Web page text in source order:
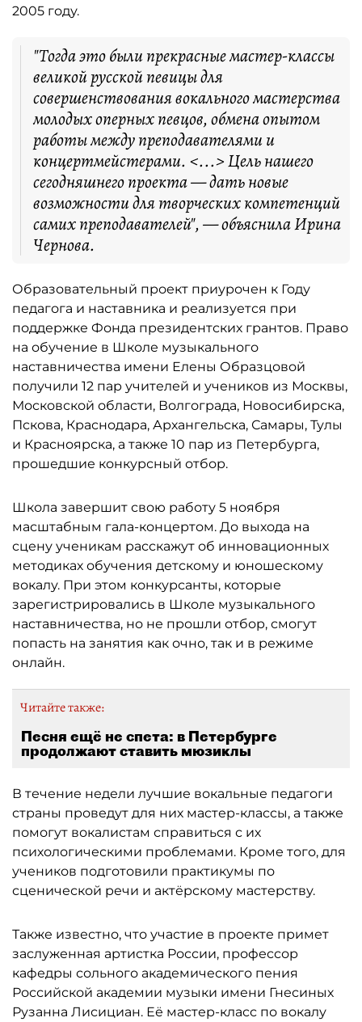
2005 году.
"Тогда это были прекрасные мастер-классы
великой русской певицы для
совершенствования вокального мастерства
молодых оперных певцов, обмена опытом
работы между преподавателями и
концертмейстерами. <...> Цель нашего
сегодняшнего проекта — дать новые
возможности для творческих компетенций
самих преподавателей", — объяснила Ирина
Чернова.
Образовательный проект приурочен к Году
педагога и наставника и реализуется при
поддержке Фонда президентских грантов.​​​​​ Право
на обучение в Школе музыкального
наставничества имени Елены Образцовой
получили 12 пар учителей и учеников из Москвы,
Московской области, Волгограда, Новосибирска,
Пскова, Краснодара, Архангельска, Самары, Тулы
и Красноярска, а также 10 пар из Петербурга,
прошедшие конкурсный отбор.
Школа завершит свою работу 5 ноября
масштабным гала-концертом. До выхода на
сцену ученикам расскажут об инновационных
методиках обучения детскому и юношескому
вокалу. При этом конкурсанты, которые
зарегистрировались в Школе музыкального
наставничества, но не прошли отбор, смогут
попасть на занятия как очно, так и в режиме
онлайн.
Читайте также:
Песня ещё не спета: в Петербурге
продолжают ставить мюзиклы
В течение недели лучшие вокальные педагоги
страны проведут для них мастер-классы, а также
помогут вокалистам справиться с их
психологическими проблемами. Кроме того, для
учеников подготовили практикумы по
сценической речи и актёрскому мастерству.
Также известно, что участие в проекте примет
заслуженная артистка России, профессор
кафедры сольного академического пения
Российской академии музыки имени Гнесиных
Рузанна Лисициан. Её мастер-класс по вокалу